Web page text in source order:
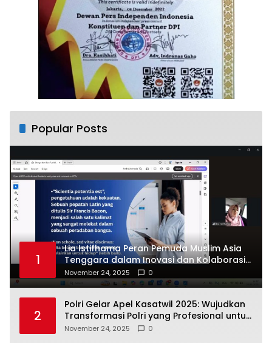
Popular Posts
1
Lia Istifhama Peran Pemuda Muslim Asia
Tenggara dalam Inovasi dan Kolaborasi
Internasional
November 24, 2025 0
2
Polri Gelar Apel Kasatwil 2025: Wujudkan
Transformasi Polri yang Profesional untuk
Masyarakat
November 24, 2025 0